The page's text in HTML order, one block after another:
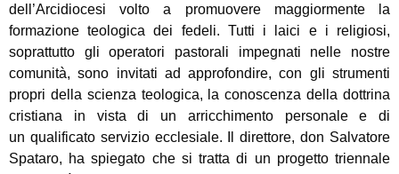
dell’Arcidiocesivolto a promuovere maggiormente la
formazione teologica dei fedeli. Tutti i laici e i religiosi,
soprattutto gli operatori pastorali impegnati nelle nostre
comunità, sono invitati ad approfondire, con gli strumenti
propri della scienza teologica, laconoscenza della dottrina
cristiana in vista di un arricchimento personale e di
un qualificato servizio ecclesiale. Il direttore, don Salvatore
Spataro, ha spiegato che si tratta di un progetto triennale